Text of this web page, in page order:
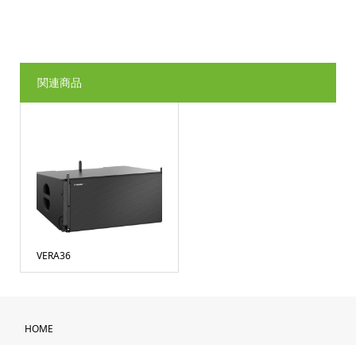
関連商品
VERA36
HOME